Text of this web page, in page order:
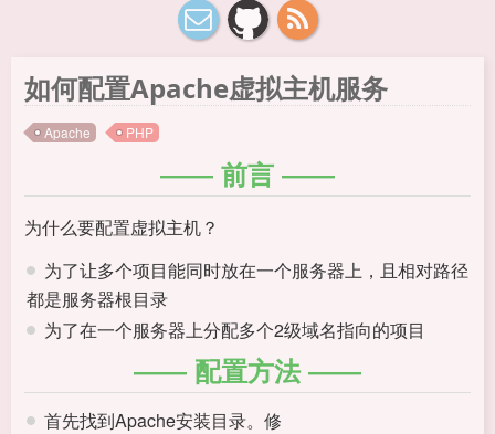
如何配置Apache虚拟主机服务
Apache PHP
前言
为什么要配置虚拟主机？
为了让多个项目能同时放在一个服务器上，且相对路径
都是服务器根目录
为了在一个服务器上分配多个2级域名指向的项目
配置方法
首先找到Apache安装目录。修